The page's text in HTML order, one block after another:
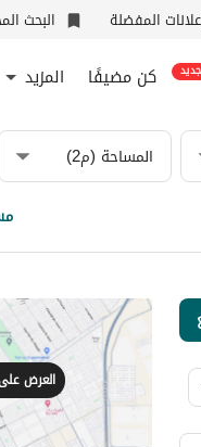
المفضلة البحث
جديد كن مضيفًا المزيد
المساحة (م2)
العرض